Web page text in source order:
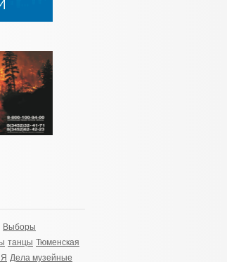
Выборы
танцы Тюменская
Дела музейные